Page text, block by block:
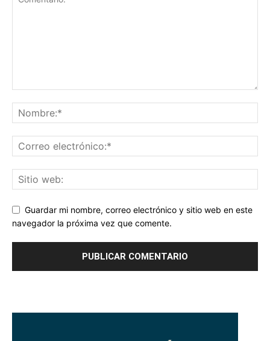
Guardar mi nombre, correo electrónico y sitio web en este
navegador la próxima vez que comente.